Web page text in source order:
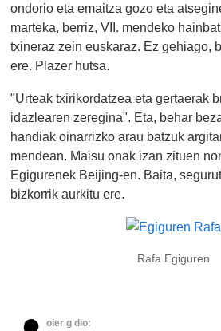
ondorio eta emaitza gozo eta
marteka, berriz, VII. mendeko
txineraz zein euskaraz. Ez gehiago,
ere. Plazer hutsa.
"Urteak txirikordatzea eta gertaerak
idazlearen zeregina". Eta, behar
handiak oinarrizko arau batzuk
mendean. Maisu onak izan zituen
Egigurenek Beijing-en. Baita,
bizkorrik aurkitu ere.
Rafa Egiguren
oier g dio: